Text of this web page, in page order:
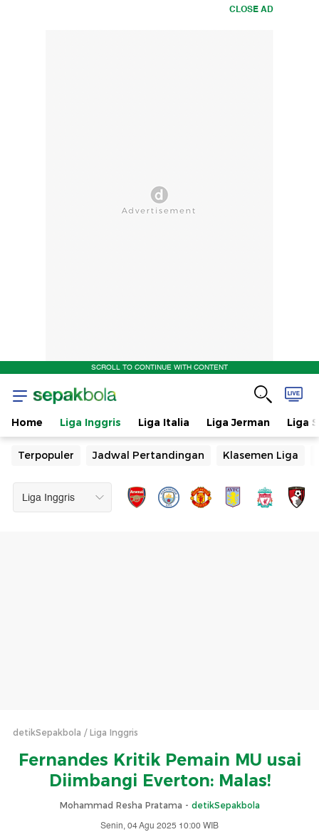
CLOSE AD
SCROLL TO CONTINUE WITH CONTENT
Home Liga Inggris Liga Italia Liga Jerman Liga
Terpopuler Jadwal Pertandingan Klasemen Liga
detikSepakbola Liga Inggris
Fernandes Kritik Pemain MU usai
Diimbangi Everton: Malas!
Mohammad Resha Pratama - detikSepakbola
Senin, 04 Agu 2025 10:00 WIB